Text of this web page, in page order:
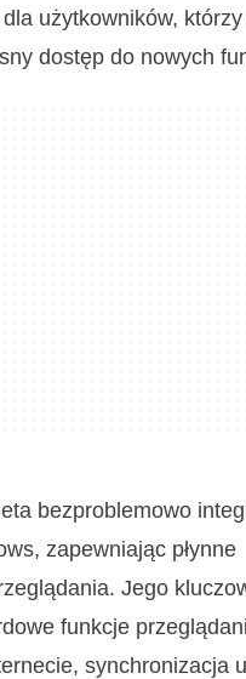
użytkowników,
dostęp do nowych
bezproblemowo
zapewniając płynne
Jego
funkcje
synchronizacja